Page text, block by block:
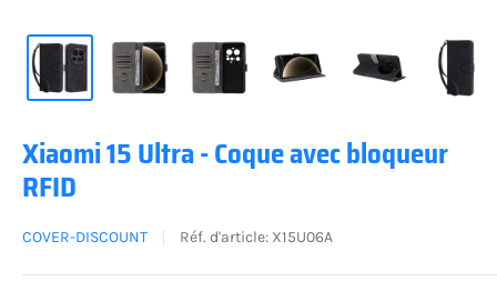
Xiaomi 15 Ultra - Coque avec bloqueur
RFID
COVER-DISCOUNT Réf. d'article: X15U06A